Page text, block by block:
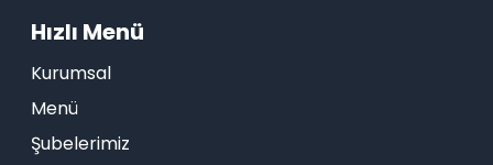
Hızlı Menü
Kurumsal
Menü
Şubelerimiz